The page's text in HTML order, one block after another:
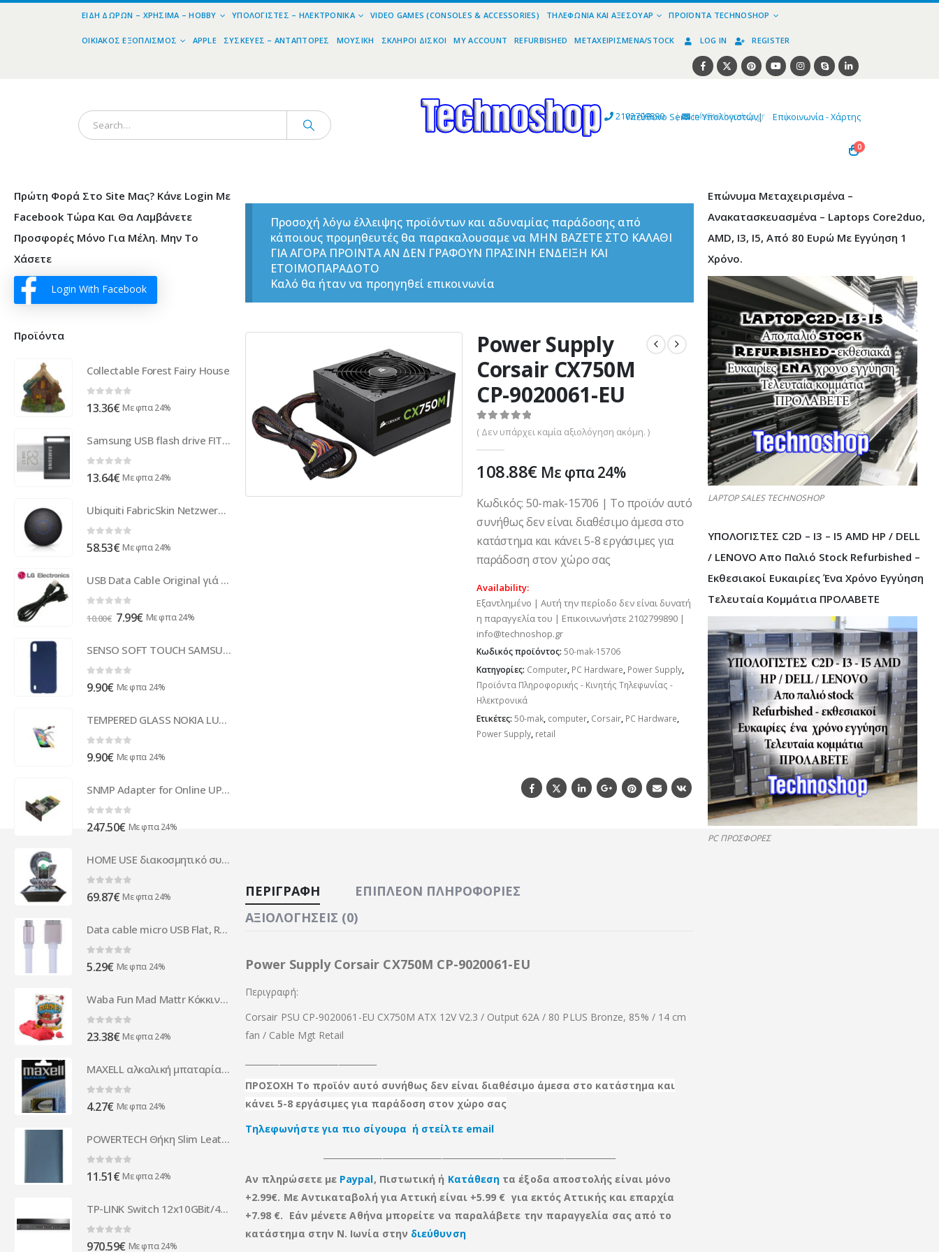
ΕΊΔΗ ΔΏΡΩΝ – ΧΡΉΣΙΜΑ – HOBBY ΥΠΟΛΟΓΙΣΤΈΣ – ΗΛΕΚΤΡΟΝΙΚΆ VIDEO GAMES (CONSOLES & ACCESSORIES) ΤΗΛΕΦΩΝΊΑ ΚΑΙ ΑΞΕΣΟΥΆΡ ΠΡΟΪΌΝΤΑ TECHNOSHOP
ΟΙΚΙΑΚΌΣ ΕΞΟΠΛΙΣΜΌΣ APPLE ΣΥΣΚΕΥΈΣ – ΑΝΤΆΠΤΟΡΕΣ ΜΟΥΣΙΚΉ ΣΚΛΗΡΟΊ ΔΊΣΚΟΙ MY ACCOUNT REFURBISHED ΜΕΤΑΧΕΙΡΙΣΜΈΝΑ/STOCK LOG IN REGISTER
2102799890 | info@technoshop,gr |
Υπεύθυνο Service Υπολογιστών| Επικοινωνία - Χάρτης
0
Προσοχή λόγω έλλειψης προϊόντων και αδυναμίας παράδοσης από
κάποιους προμηθευτές θα παρακαλουσαμε να ΜΗΝ ΒΑΖΕΤΕ ΣΤΟ ΚΑΛΑΘΙ
ΓΙΑ ΑΓΟΡΑ ΠΡΟΙΝΤΑ ΑΝ ΔΕΝ ΓΡΑΦΟΥΝ ΠΡΑΣΙΝΗ ΕΝΔΕΙΞΗ ΚΑΙ
ΕΤΟΙΜΟΠΑΡΑΔΟΤΟ
Καλό θα ήταν να προηγηθεί επικοινωνία
Power Supply
Corsair CX750M
CP-9020061-EU
0 out of 5
( Δεν υπάρχει καμία αξιολόγηση ακόμη. )
108.88€ Με φπα 24%
Κωδικός: 50-mak-15706 | Το προϊόν αυτό
συνήθως δεν είναι διαθέσιμο άμεσα στο
κατάστημα και κάνει 5-8 εργάσιμες για
παράδοση στον χώρο σας
Availability:
Εξαντλημένο | Αυτή την περίοδο δεν είναι δυνατή
η παραγγελία του | Επικοινωνήστε 2102799890 |
info@technoshop.gr
Κωδικός προϊόντος: 50-mak-15706
Κατηγορίες: Computer, PC Hardware, Power Supply,
Προϊόντα Πληροφορικής - Κινητής Τηλεφωνίας -
Ηλεκτρονικά
Ετικέτες: 50-mak, computer, Corsair, PC Hardware,
Power Supply, retail
ΠΕΡΙΓΡΑΦΉ
ΕΠΙΠΛΈΟΝ ΠΛΗΡΟΦΟΡΊΕΣ
ΑΞΙΟΛΟΓΉΣΕΙΣ (0)
Power Supply Corsair CX750M CP-9020061-EU
Περιγραφή:
Corsair PSU CP-9020061-EU CX750M ATX 12V V2.3 / Output 62A / 80 PLUS Bronze, 85% / 14 cm
fan / Cable Mgt Retail
ΠΡΟΣΟΧΗ Το προϊόν αυτό συνήθως δεν είναι διαθέσιμο άμεσα στο κατάστημα και
κάνει 5-8 εργάσιμες για παράδοση στον χώρο σας
Τηλεφωνήστε για πιο σίγουρα ή στείλτε email
Αν πληρώσετε με Paypal, Πιστωτική ή Κατάθεση τα έξοδα αποστολής είναι μόνο
+2.99€. Με Αντικαταβολή για Αττική είναι +5.99 € για εκτός Αττικής καιεπαρχία
+7.98 €. Εάν μένετε Αθήνα μπορείτε να παραλάβετε την παραγγελία σας από το
κατάστημα στην Ν. Ιωνία στην διεύθυνση
Πρώτη Φορά Στο Site Μας? Κάνε Login Με
Facebook Τώρα Και Θα Λαμβάνετε
Προσφορές Μόνο Για Μέλη. Μην Το
Χάσετε
Login With Facebook
Προϊόντα
Collectable Forest Fairy House
0 out of 5
13.36€ Με φπα 24%
Samsung USB flash drive FIT Plus 32GB MUF-32AB/APC
0 out of 5
13.64€ Με φπα 24%
Ubiquiti FabricSkin Netzwerkgeräteabdeckung NHD-COVER-FABRIC-3
0 out of 5
58.53€ Με φπα 24%
USB Data Cable Original γιά LG KP230, KP235, KF600, KU580 (Bulk)
out of 5
10.00€ Original
was:
7.99€Η
τιμή
Με φπα 24%
SENSO SOFT TOUCH SAMSUNG A10 blue backcover
0 out of 5
9.90€ Με φπα 24%
TEMPERED GLASS NOKIA LUMIA 550
0 out of 5
9.90€ Με φπα 24%
SNMP Adapter for Online UPS series ( 93141 )
0 out of 5
247.50€ Με φπα 24%
HOME USE διακοσμητικό συντριβάνι HUH-0174, φωτιζόμενο, 30x23x40cm
0out of 5
69.87€ Με φπα 24%
Data cable micro USB Flat, Remax RE-005m, 1m, White - 14362
0 out of 5
5.29€ Με φπα 24%
Waba Fun Mad Mattr Κόκκινο χρώμα
0 out of 5
23.38€ Με φπα 24%
MAXELL αλκαλική μπαταρία 6LR61M/9V, 1τμχ
0out of 5
4.27€ Με φπα 24%
POWERTECH Θήκη Slim Leather για iPhone XS MAX, γκρι
0 out of 5
11.51€ Με φπα 24%
TP-LINK Switch 12x10GBit/4xSFP+ Manag. - T1700X-16TS
0 out of 5
970.59€ Με φπα 24%
Επώνυμα Μεταχειρισμένα –
Ανακατασκευασμένα – Laptops Core2duo,
AMD, I3, I5, Από 80 Ευρώ Με Εγγύηση 1
Χρόνο.
LAPTOP SALES TECHNOSHOP
ΥΠΟΛΟΓΙΣΤΕΣ C2D – I3 – I5 AMD HP / DELL
/ LENOVO Απο Παλιό Stock Refurbished –
Εκθεσιακοί Ευκαιρίες Ένα Χρόνο Εγγύηση
Τελευταία Κομμάτια ΠΡΟΛΑΒΕΤΕ
PC ΠΡΟΣΦΟΡΕΣ